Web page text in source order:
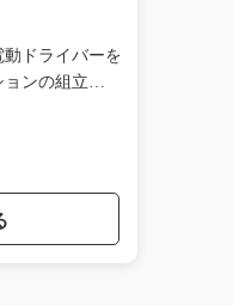
ドライバーを
ンの組立